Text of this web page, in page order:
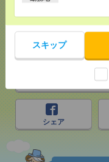
スキップ
で送る
シェア